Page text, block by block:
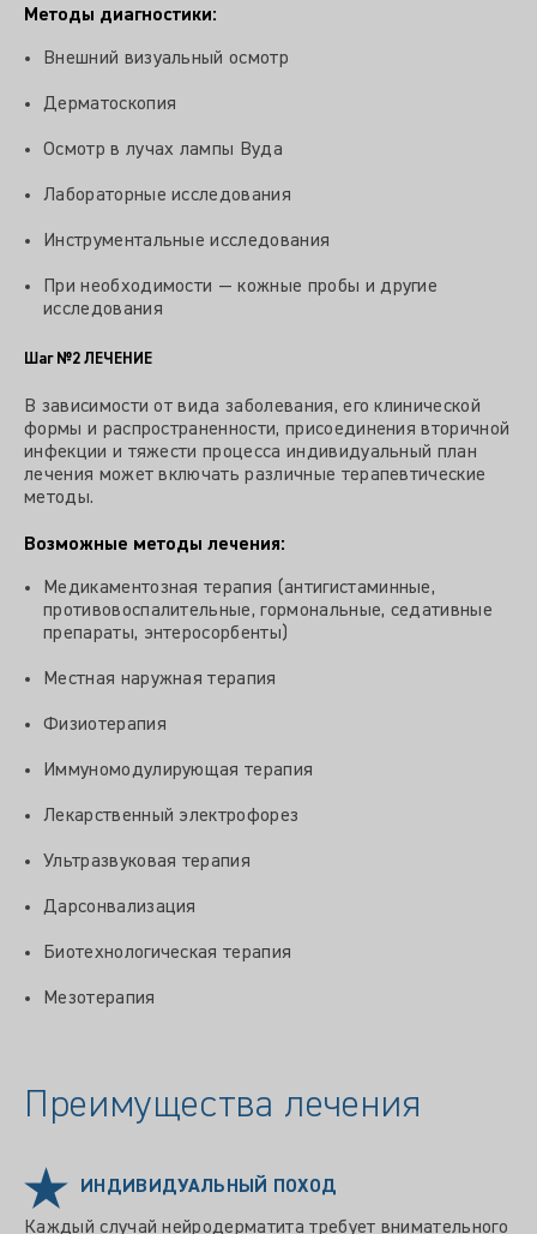
Методы диагностики:
Внешний визуальный осмотр
Дерматоскопия
Осмотр в лучах лампы Вуда
Лабораторные исследования
Инструментальные исследования
При необходимости — кожные пробы и другие
исследования
Шаг №2 ЛЕЧЕНИЕ
В зависимости от вида заболевания, его клинической
формы и распространенности, присоединения вторичной
инфекции и тяжести процесса индивидуальный план
лечения может включать различные терапевтические
методы.
Возможные методы лечения:
Медикаментозная терапия (антигистаминные,
противовоспалительные, гормональные, седативные
препараты, энтеросорбенты)
Местная наружная терапия
Физиотерапия
Иммуномодулирующая терапия
Лекарственный электрофорез
Ультразвуковая терапия
Дарсонвализация
Биотехнологическая терапия
Мезотерапия
Преимущества лечения
ИНДИВИДУАЛЬНЫЙ ПОХОД
Каждый случай нейродерматита требует внимательного